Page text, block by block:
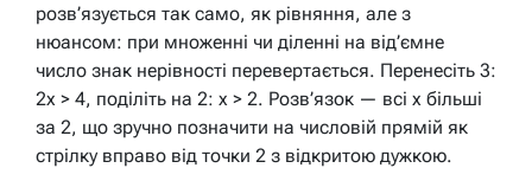
розв’язується так само, як рівняння, але з
нюансом: при множенні чи діленні на від’ємне
число знак нерівності перевертається. Перенесіть 3:
2x > 4, поділіть на 2: x > 2. Розв’язок — всі x більші
за 2, що зручно позначити на числовій прямій як
стрілку вправо від точки 2 з відкритою дужкою.